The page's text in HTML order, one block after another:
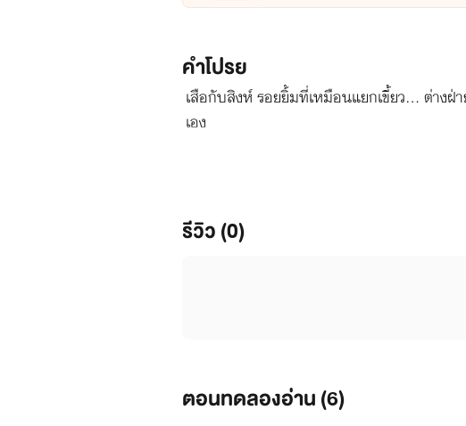
คำโปรย
เสือกับสิงห์ รอยยิ้มที่เหมือนแยกเขี้ยว... ต่างฝ่
เอง
รีวิว (0)
ตอนทดลองอ่าน (6)